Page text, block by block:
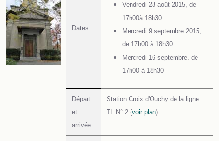
Dates
Vendredi 28 août 2015, de
17h00à 18h30
Mercredi 9 septembre 2015,
de 17h00 à 18h30
Mercredi 16 septembre, de
17h00 à 18h30
Départ
et
arrivée
Station Croix d'Ouchy de la ligne
TL N° 2 (voir plan)